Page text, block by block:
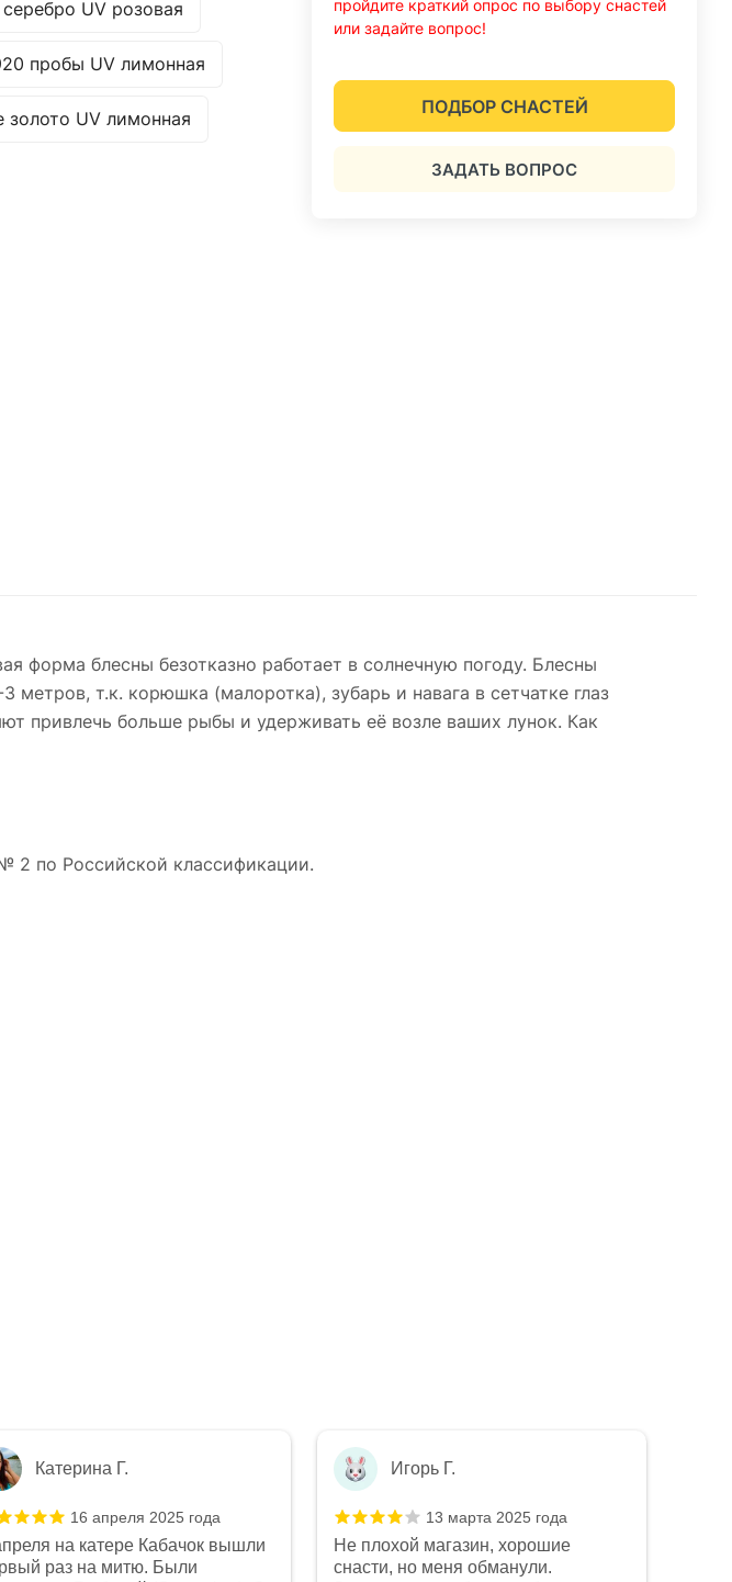
UV розовая
пробы UV лимонная
золото UV лимонная
пройдите краткий опрос по выбору снастей
или задайте вопрос!
ПОДБОР СНАСТЕЙ
ЗАДАТЬ ВОПРОС
форма блесны безотказно работает в солнечную погоду. Блесны
метров, т.к. корюшка (малоротка), зубарь и навага в сетчатке глаз
привлечь больше рыбы и удерживать её возле ваших лунок. Как
по Российской классификации.
Катерина Г.
16 апреля 2025 года
на катере Кабачок вышли
раз на митю. Были
Игорь Г.
13 марта 2025 года
Не плохой магазин, хорошие
снасти, но меня обманули.